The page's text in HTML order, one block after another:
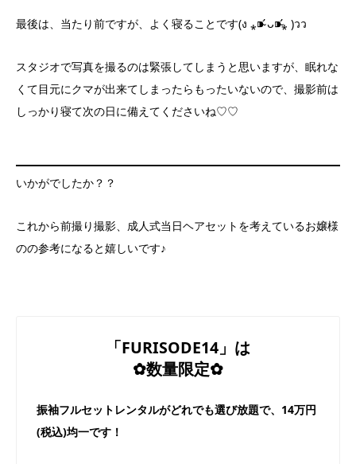
最後は、当たり前ですが、よく寝ることです(ง ⁎⁍̴̛ ᴗ⁍̴̛⁎ )วว
スタジオで写真を撮るのは緊張してしまうと思いますが、眠れな
くて目元にクマが出来てしまったらもったいないので、撮影前は
しっかり寝て次の日に備えてくださいね♡♡
いかがでしたか？？
これから前撮り撮影、成人式当日ヘアセットを考えているお嬢様
のの参考になると嬉しいです♪
「FURISODE14」は
✿数量限定✿
振袖フルセットレンタルがどれでも選び放題で、14万円
(税込)均一です！